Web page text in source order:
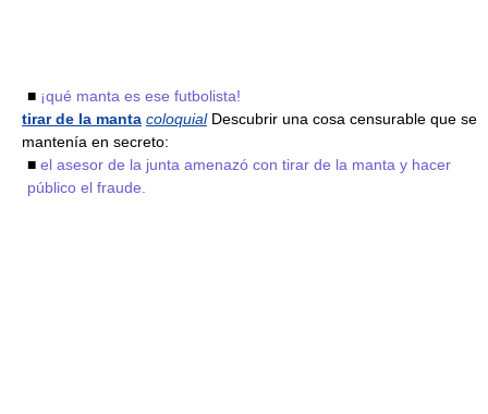
■ ¡qué manta es ese futbolista!
tirar de la manta coloquialDescubrir una cosa censurable que se
mantenía en secreto:
■ el asesor de la junta amenazó con tirar de la manta y hacer
público el fraude.